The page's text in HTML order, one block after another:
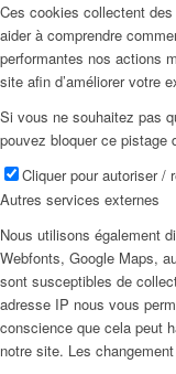
Ces cookies collectent
aider à comprendre
performantes nos actions
site afin d’améliorer votre
Si vous ne souhaitez pas
pouvez bloquer ce pistage
Cliquer pour autoriser /
Autres services externes
Nous utilisons également
Webfonts, Google Maps,
sont susceptibles de
adresse IP nous vous
conscience que cela peut
notre site. Les